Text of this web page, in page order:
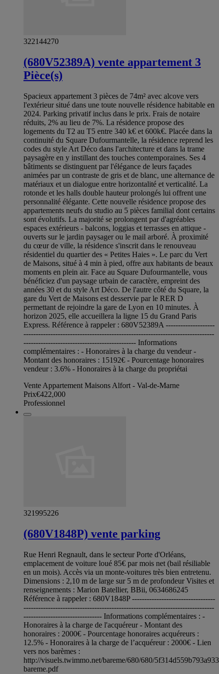
322144270
(680V52389A) vente appartement 3
Pièce(s)
Spacieux appartement 3 pièces de 74m² avec alcove vers
l'extérieur situé dans une toute nouvelle résidence habitable en
2024. Parking privatif inclus dans le prix. Frais de notaire
réduits, 2% au lieu de 7%. La résidence propose des
logements du T2 au T5 entre 340 k€ et 600k€. Placée dans la
continuité du Square Dufourmantelle, la résidence reprend les
codes du style Art Déco dans l'architecture et dans la trame
paysagère en y instillant des touches contemporaines. Ses 4
bâtiments se distinguent par l'élégance de leurs façades
animées par un contraste de gris et de blanc, une alternance de
matériaux et un dialogue entre horizontalité et verticalité. La
rotonde et les halls double hauteur prolongés lui offrent une
personnalité élégante. Cette nouvelle résidence propose des
appartements neufs du studio au 5 pièces familial dont certains
sont évolutifs. La majorité se prolongent par d'agréables
espaces extérieurs - balcons, loggias et terrasses en attique -
ouverts sur le jardin paysager ou le mail arboré. À proximité
du cœur de ville, la résidence s'inscrit dans le renouveau
résidentiel du quartier des « Petites Haies ». Le parc du Vert
de Maisons, situé à 4 min à pied, offre aux habitants de beaux
moments en plein air. Face au Square Dufourmantelle, vous
bénéficiez d'un paysage urbain de caractère, empreint des
années 30 et du style Art Déco. De l'autre côté du Square, la
gare du Vert de Maisons est desservie par le RER D
permettant de rejoindre la gare de Lyon en 10 minutes. À
horizon 2025, elle accueillera la ligne 15 du Grand Paris
Express. Référence à rappeler : 680V52389A --------------------
------------------------------------------------------------------------------
---------------------------------------------- Informations
complémentaires : - Honoraires à la charge du vendeur -
Montant des honoraires : 15192€ - Pourcentage honoraires
vendeur : 3.6% - Honoraires à la charge du propriétai
Vente Appartement Maisons Alfort - Val-de-Marne
Prix€422,000
Professionnel
321995226
(680V1848P) vente parking
Rue Henri Regnault, dans le secteur Porte d'Orléans,
emplacement de voiture loué 85€ par mois net (bail résiliable
en un mois). Accès via un monte-voitures très bien entretenu.
Dimensions : 2,10 m de large sur 5 m de profondeur Visites et
renseignements : Marion Batellier, BBii, 0634686245
Référence à rappeler : 680V1848P ----------------------------------
------------------------------------------------------------------------------
-------------------------------- Informations complémentaires : -
Honoraires à la charge de l'acquéreur - Montant des
honoraires : 2000€ - Pourcentage honoraires acquéreurs :
12.5% - Honoraires à la charge de l’acquéreur : 2000€ - Lien
vers nos barèmes :
http://visuels.twimmo.net/bareme/680/680/
bareme.pdf